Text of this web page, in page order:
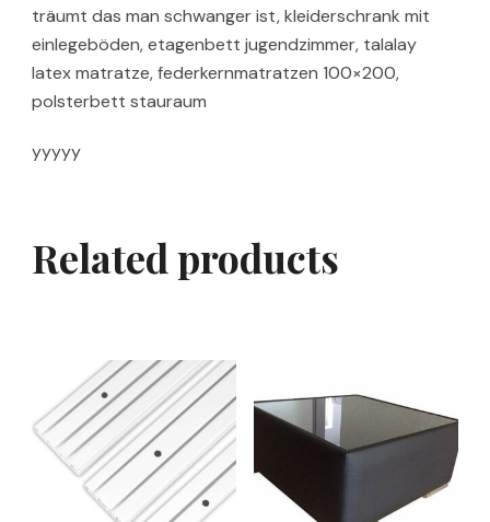
träumt das man schwanger ist, kleiderschrank mit
einlegeböden, etagenbett jugendzimmer, talalay
latex matratze, federkernmatratzen 100×200,
polsterbett stauraum
yyyyy
Related products